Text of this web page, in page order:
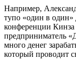
Например,
тупо «один в один»
конференции
предприниматель
много денег
который проводит